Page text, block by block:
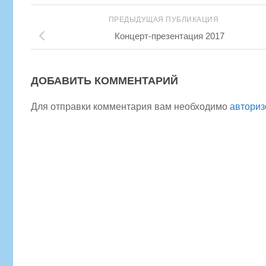
ПРЕДЫДУЩАЯ ПУБЛИКАЦИЯ
Концерт-презентация 2017
ДОБАВИТЬ КОММЕНТАРИЙ
Для отправки комментария вам необходимо